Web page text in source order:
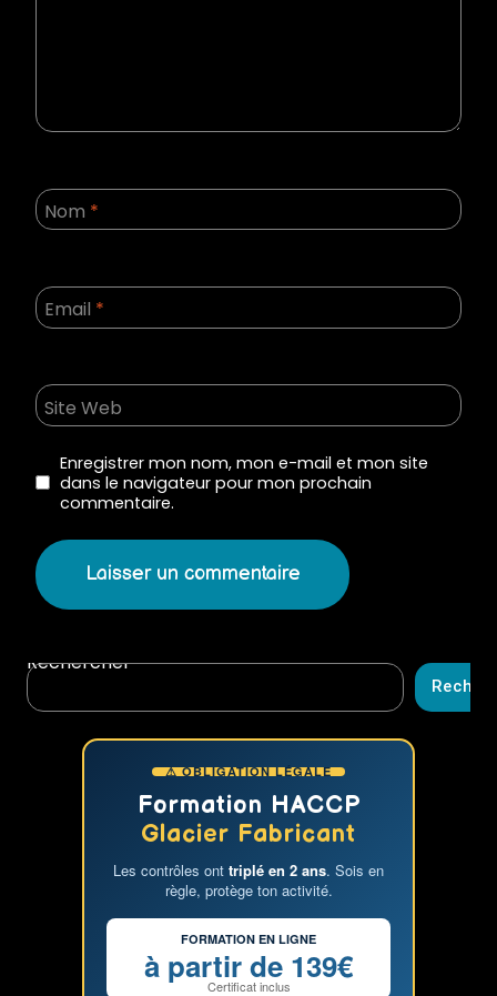
Nom *
Email *
Site Web
Enregistrer mon nom, mon e-mail et mon site
dans le navigateur pour mon prochain
commentaire.
Rechercher
⚠ OBLIGATION LÉGALE
Formation HACCP
Glacier Fabricant
Les contrôles ont triplé en 2 ans. Sois en
règle, protège ton activité.
FORMATION EN LIGNE
à partir de 139€
Certificat inclus